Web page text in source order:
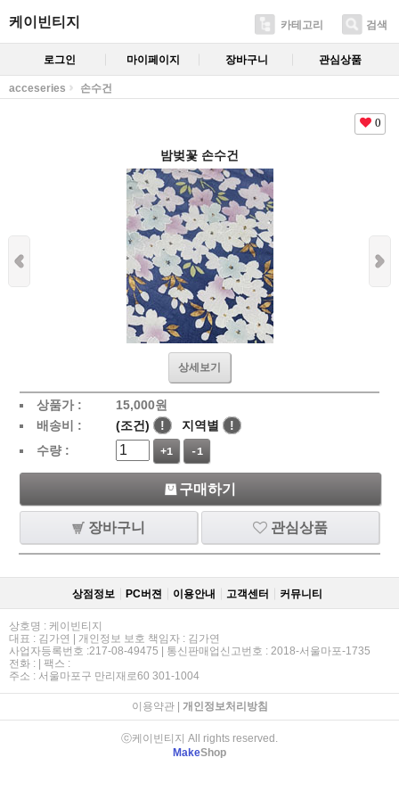
케이빈티지 카테고리 검색
로그인 마이페이지 장바구니 관심상품
acceseries 손수건
0
밤벚꽃 손수건
상세보기
상품가 : 15,000원
배송비 :
(조건) ! 지역별
!
수량 :
+1 -1
구매하기
장바구니 관심상품
상점정보 PC버젼 이용안내 고객센터 커뮤니티
상호명 : 케이빈티지
대표 : 김가연 | 개인정보 보호 책임자 : 김가연
사업자등록번호 :217-08-49475 | 통신판매업신고번호 : 2018-서울마포-1735
전화 : | 팩스 :
주소 : 서울마포구 만리재로60 301-1004
이용약관| 개인정보처리방침
ⓒ케이빈티지 All rights reserved.
MakeShop